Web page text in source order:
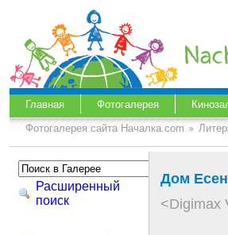
Главная Фотогалерея
Фотогалерея сайта Началка.com
Расширенный
поиск
Дом
<Digimax